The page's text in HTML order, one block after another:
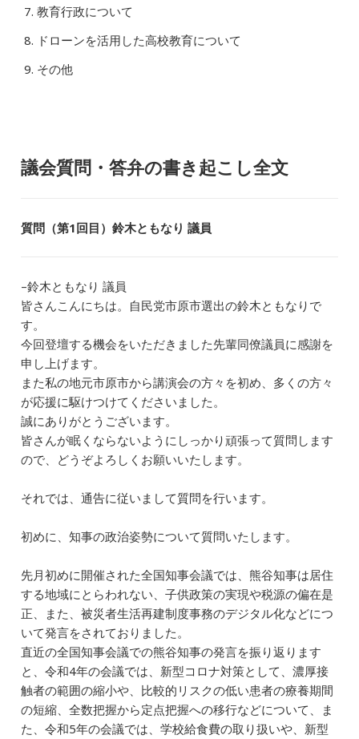
教育行政について
ドローンを活用した高校教育について
その他
議会質問・答弁の書き起こし全文
質問（第1回目）鈴木ともなり 議員
–鈴木ともなり 議員
皆さんこんにちは。自民党市原市選出の鈴木ともなりで
す。
今回登壇する機会をいただきました先輩同僚議員に感謝を
申し上げます。
また私の地元市原市から講演会の方々を初め、多くの方々
が応援に駆けつけてくださいました。
誠にありがとうございます。
皆さんが眠くならないようにしっかり頑張って質問します
ので、どうぞよろしくお願いいたします。
それでは、通告に従いまして質問を行います。
初めに、知事の政治姿勢について質問いたします。
先月初めに開催された全国知事会議では、熊谷知事は居住
する地域にとらわれない、子供政策の実現や税源の偏在是
正、また、被災者生活再建制度事務のデジタル化などにつ
いて発言をされておりました。
直近の全国知事会議での熊谷知事の発言を振り返ります
と、令和4年の会議では、新型コロナ対策として、濃厚接
触者の範囲の縮小や、比較的リスクの低い患者の療養期間
の短縮、全数把握から定点把握への移行などについて、ま
た、令和5年の会議では、学校給食費の取り扱いや、新型